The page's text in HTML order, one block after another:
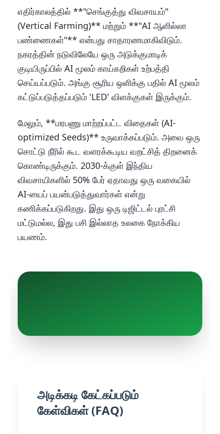
எதிர்காலத்தில் **"செங்குத்து விவசாயம்"
(Vertical Farming)** மற்றும் **"AI ஆளில்லா
பண்ணைகள்"** என்பது சாதாரணமாகிவிடும்.
நகரத்தின் நடுவிலேயே ஒரு அடுக்குமாடிக்
குடியிருப்பில் AI மூலம் காய்கறிகள் உற்பத்தி
செய்யப்படும். அங்கு சூரிய ஒளிக்கு பதில் AI மூலம்
கட்டுப்படுத்தப்படும் 'LED' விளக்குகள் இருக்கும்.
மேலும், **மரபணு மாற்றப்பட்ட விதைகள் (AI-
optimized Seeds)** உருவாக்கப்படும். அவை ஒரு
சொட்டு நீரில் கூட வளரக்கூடிய வறட்சித் திறனைக்
கொண்டிருக்கும். 2030-க்குள் இந்திய
விவசாயிகளில் 50% பேர் ஏதாவது ஒரு வகையில்
AI-யைப் பயன்படுத்துவார்கள் என்று
கணிக்கப்படுகிறது. இது ஒரு டிஜிட்டல் புரட்சி
மட்டுமல்ல, இது பசி இல்லாத உலகை நோக்கிய
பயணம்.
அடிக்கடி கேட்கப்படும்
கேள்விகள் (FAQ)